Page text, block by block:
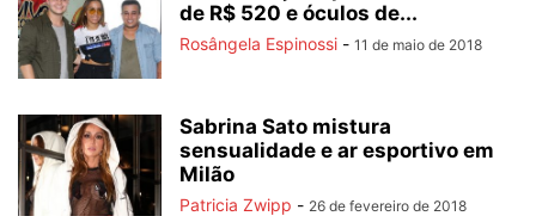
de R$ 520 e óculos de...
Rosângela Espinossi - 11 de maio de 2018
Sabrina Sato mistura
sensualidade e ar esportivo em
Milão
Patricia Zwipp - 26 de fevereiro de 2018